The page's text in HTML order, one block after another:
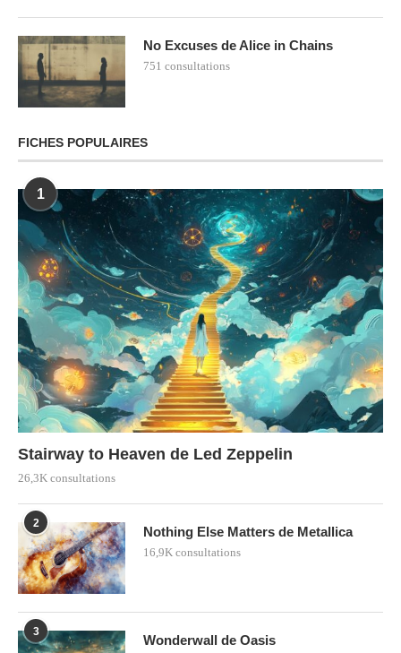
No Excuses de Alice in Chains
751 consultations
FICHES POPULAIRES
1
Stairway to Heaven de Led Zeppelin
26,3K consultations
2
Nothing Else Matters de Metallica
16,9K consultations
3
Wonderwall de Oasis